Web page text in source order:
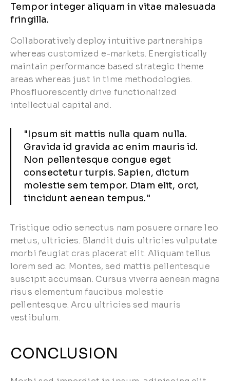
Tempor integer aliquam in vitae malesuada
fringilla.
Collaboratively deploy intuitive partnerships
whereas customized e-markets. Energistically
maintain performance based strategic theme
areas whereas just in time methodologies.
Phosfluorescently drive functionalized
intellectual capital and.
"Ipsum sit mattis nulla quam nulla.
Gravida id gravida ac enim mauris id.
Non pellentesque congue eget
consectetur turpis. Sapien, dictum
molestie sem tempor. Diam elit, orci,
tincidunt aenean tempus."
Tristique odio senectus nam posuere ornare leo
metus, ultricies. Blandit duis ultricies vulputate
morbi feugiat cras placerat elit. Aliquam tellus
lorem sed ac. Montes, sed mattis pellentesque
suscipit accumsan. Cursus viverra aenean magna
risus elementum faucibus molestie
pellentesque. Arcu ultricies sed mauris
vestibulum.
CONCLUSION